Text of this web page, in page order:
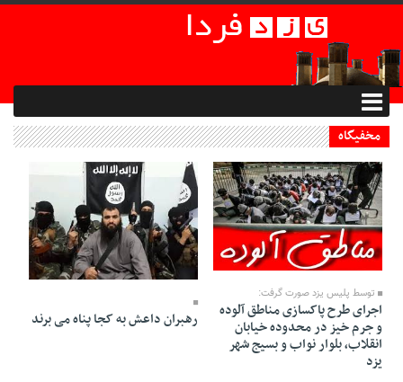
مخفیگاه
04 Bahman 1394 - 11:46
توسط پلیس یزد صورت گرفت:
اجرای طرح پاکسازی مناطق آلوده
و جرم خیز در محدوده خیابان
انقلاب، بلوار نواب و بسیج شهر
یزد
03 Bahman 1394 - 21:16
رهبران داعش به کجا پناه می برند